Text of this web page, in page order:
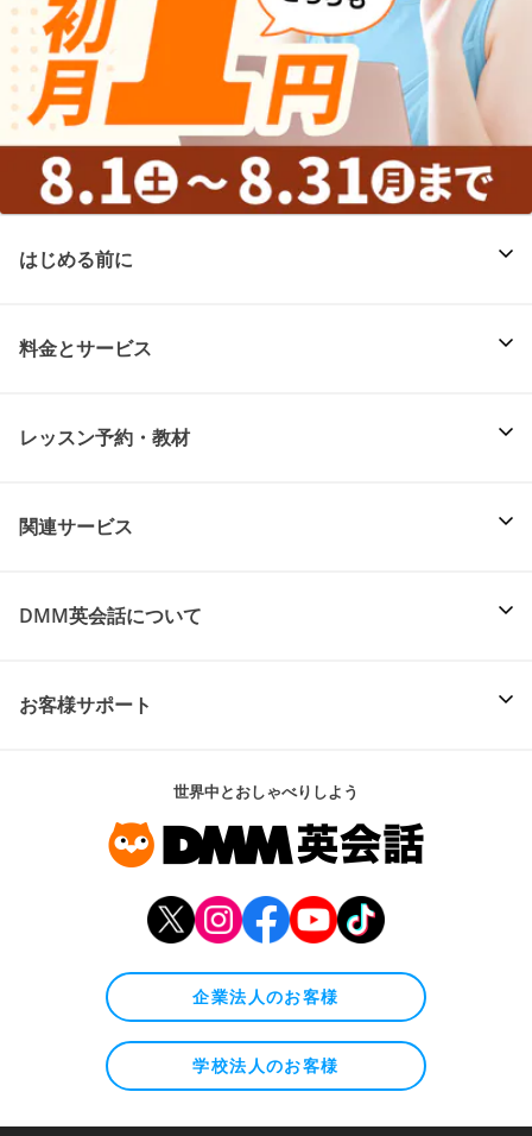
はじめる前に
料金とサービス
レッスン予約・教材
関連サービス
DMM英会話について
お客様サポート
世界中とおしゃべりしよう
企業法人のお客様
学校法人のお客様